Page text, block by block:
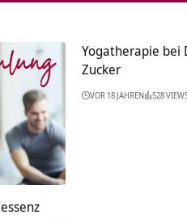
Yogatherapie bei
Zucker
VOR 18 JAHREN 528